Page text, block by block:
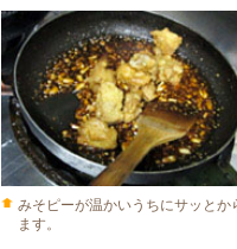
みそピーが温かいうちにサッとか
ます。